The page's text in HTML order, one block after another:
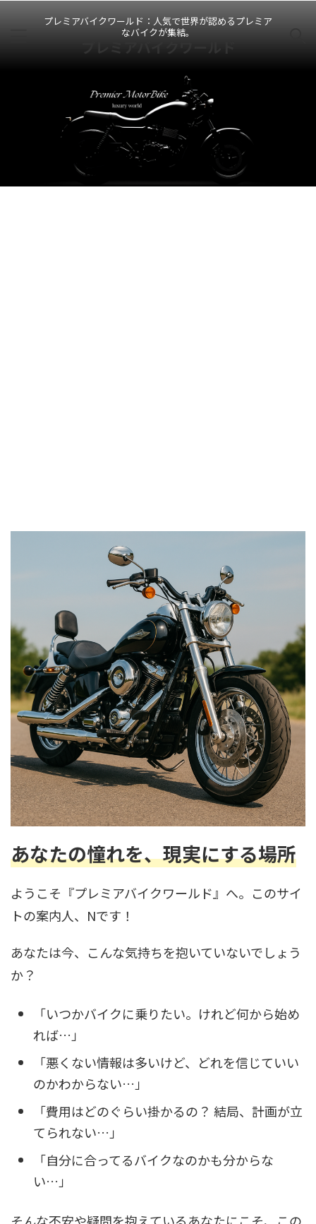
プレミアバイクワールド：人気で世界が認めるプレミア
なバイクが集結。
あなたの憧れを、現実にする場所
ようこそ『プレミアバイクワールド』へ。このサイ
トの案内人、Nです！
あなたは今、こんな気持ちを抱いていないでしょう
か？
「いつかバイクに乗りたい。けれど何から始め
れば…」
「悪くない情報は多いけど、どれを信じていい
のかわからない…」
「費用はどのぐらい掛かるの？ 結局、計画が立
てられない…」
「自分に合ってるバイクなのかも分からな
い…」